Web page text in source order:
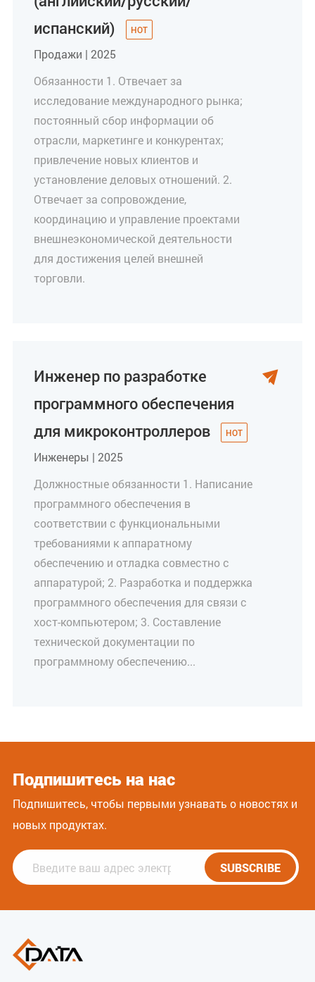
испанский)
Продажи | 2025
Обязанности 1. Отвечает за
исследование международного рынка;
постоянный сбор информации об
отрасли, маркетинге и конкурентах;
привлечение новых клиентов и
установление деловых отношений. 2.
Отвечает за сопровождение,
координацию и управление проектами
внешнеэкономической деятельности
для достижения целей внешней
торговли.
Инженер по разработке
программного обеспечения
для микроконтроллеров
Инженеры | 2025
Должностные обязанности 1. Написание
программного обеспечения в
соответствии с функциональными
требованиями к аппаратному
обеспечению и отладка совместно с
аппаратурой; 2. Разработка и поддержка
программного обеспечения для связи с
хост-компьютером; 3. Составление
технической документации по
программному обеспечению...

Подпишитесь на нас
Подпишитесь, чтобы первыми узнавать о новостях и
новых продуктах.
SUBSCRIBE